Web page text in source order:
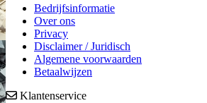
Bedrijfsinformatie
Over ons
Privacy
Disclaimer / Juridisch
Algemene voorwaarden
Betaalwijzen
Klantenservice